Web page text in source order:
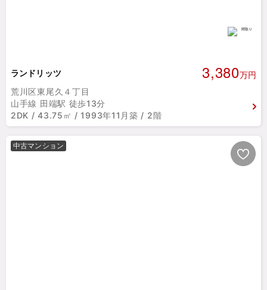
ランドリッツ 3,380万円
荒川区東尾久４丁目
山手線 田端駅 徒歩13分
2DK / 43.75㎡ / 1993年11月築 / 2階
中古マンション